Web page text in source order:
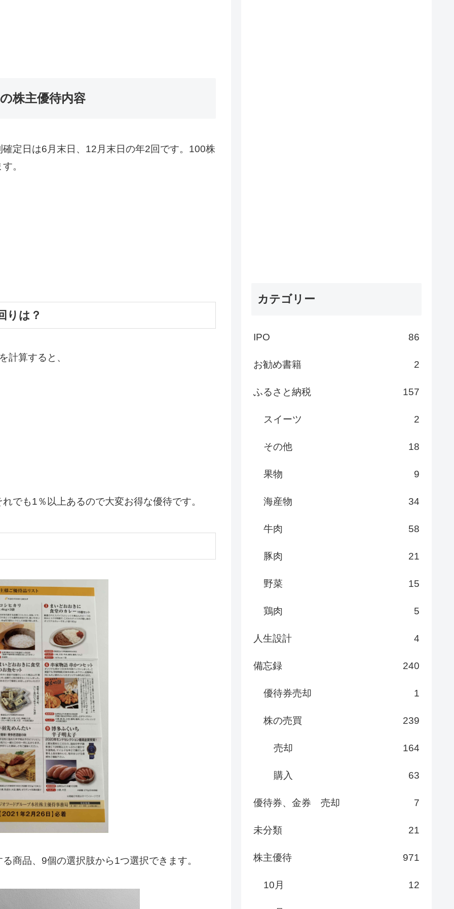
株主優待内容
定日は6月末日、12月末日の年2回です。100株
。
りは？
計算すると、
でも1％以上あるので大変お得な優待です。
商品、9個の選択肢から1つ選択できます。
カテゴリー
IPO 86
お勧め書籍 2
ふるさと納税 157
スイーツ 2
その他 18
果物 9
海産物 34
牛肉 58
豚肉 21
野菜 15
鶏肉 5
人生設計 4
備忘録 240
優待券売却 1
株の売買 239
売却 164
購入 63
優待券、金券 売却 7
未分類 21
株主優待 971
10月 12